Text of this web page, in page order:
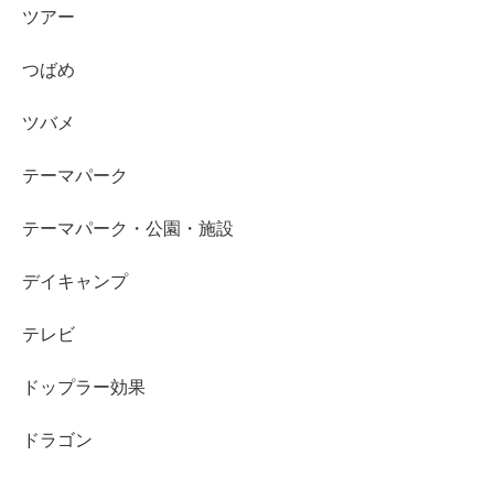
ツアー
つばめ
ツバメ
テーマパーク
テーマパーク・公園・施設
デイキャンプ
テレビ
ドップラー効果
ドラゴン